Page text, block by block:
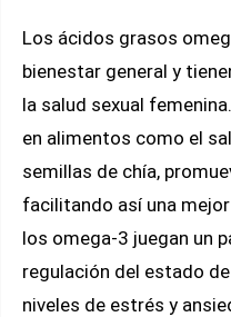
Los ácidos grasos
bienestar general y
la salud sexual
en alimentos como el
semillas de chía,
facilitando así una
los omega-3 juegan un
regulación del estado
niveles de estrés y